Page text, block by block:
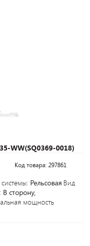
WW(SQ0369-0018)
Код товара: 297861
Рельсовая Вид
В сторону,
мощность